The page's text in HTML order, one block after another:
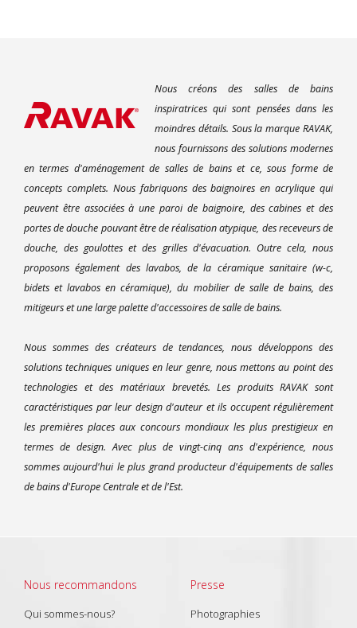
Nous créons des salles de bains
inspiratrices qui sont pensées dans les
moindres détails. Sous la marque RAVAK,
nous fournissons des solutions modernes
en termes d'aménagement de salles de bains et ce, sous forme de
concepts complets. Nous fabriquons des baignoires en acrylique qui
peuvent être associées à une paroi de baignoire, des cabines et des
portes de douche pouvant être de réalisation atypique, des receveurs de
douche, des goulottes et des grilles d'évacuation. Outre cela, nous
proposons également des lavabos, de la céramique sanitaire (w-c,
bidets et lavabos en céramique), du mobilier de salle de bains, des
mitigeurs et une large palette d'accessoires de salle de bains.
Nous sommes des créateurs de tendances, nous développons des
solutions techniques uniques en leur genre, nous mettons au point des
technologies et des matériaux brevetés. Les produits RAVAK sont
caractéristiques par leur design d'auteur et ils occupent régulièrement
les premières places aux concours mondiaux les plus prestigieux en
termes de design. Avec plus de vingt-cinq ans d'expérience, nous
sommes aujourd'hui le plus grand producteur d'équipements de salles
de bains d'Europe Centrale et de l'Est.
Nous recommandons
Qui sommes-nous?
Presse
Photographies